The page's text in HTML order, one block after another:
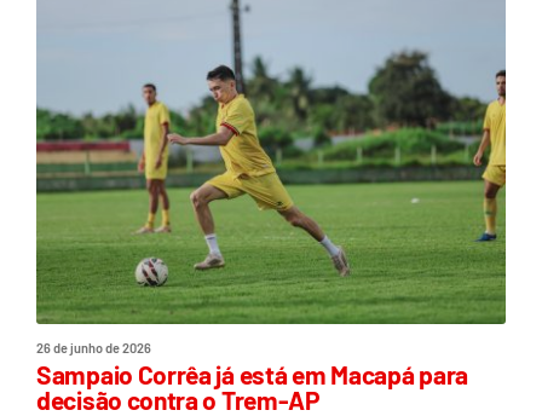
26 de junho de 2026
Sampaio Corrêa já está em Macapá para
decisão contra o Trem-AP